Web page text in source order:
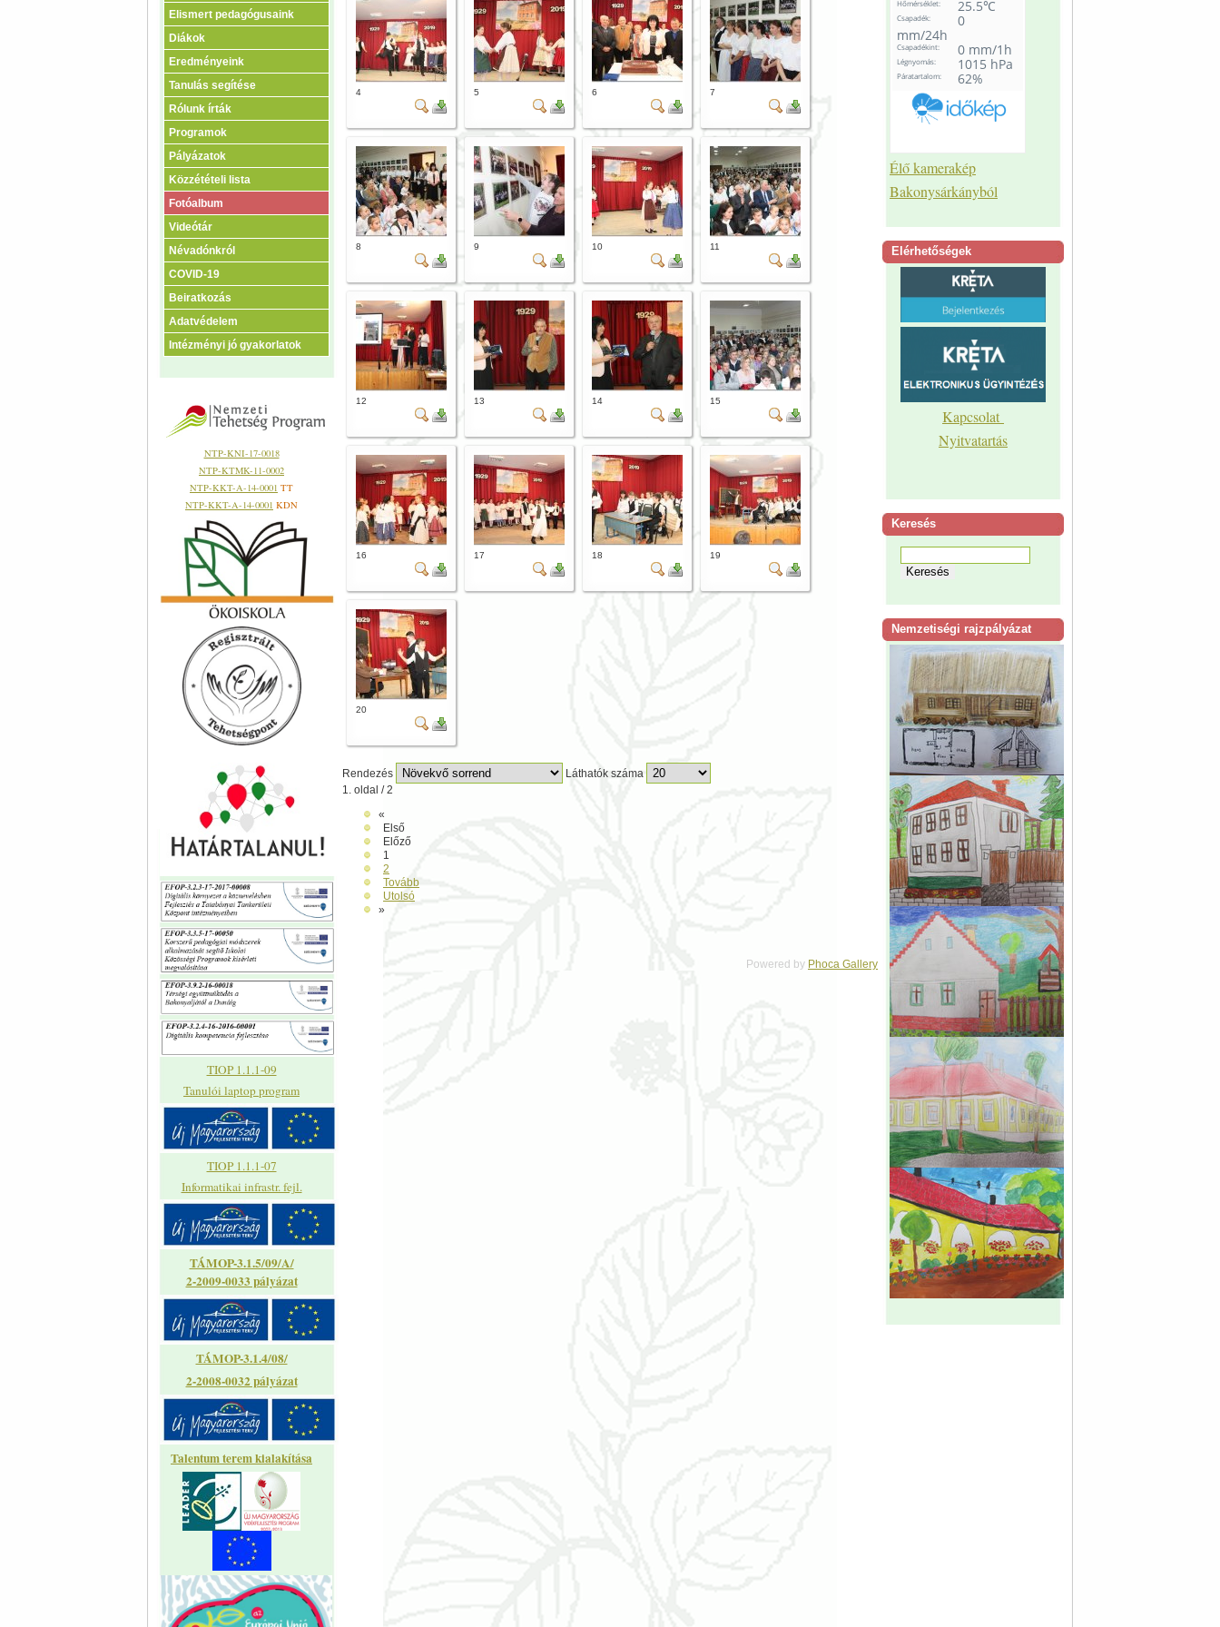
Elismert pedagógusaink
Diákok
Eredményeink
Tanulás segítése
Rólunk írták
Programok
Pályázatok
Közzétételi lista
Fotóalbum
Videótár
Névadónkról
COVID-19
Beiratkozás
Adatvédelem
Intézményi jó gyakorlatok
NTP-KNI-17-0018
NTP-KTMK-11-0002
NTP-KKT-A-14-0001 TT
NTP-KKT-A-14-0001 KDN
TIOP 1.1.1-09
Tanulói laptop program
TIOP 1.1.1-07
Informatikai infrastr. fejl.
TÁMOP-3.1.5/09/A/
2-2009-0033 pályázat
TÁMOP-3.1.4/08/
2-2008-0032 pályázat
Talentum terem kialakítása
4 5 6 7
8 9 10 11
12 13 14 15
16 17 18 19
20
Rendezés
Láthatók száma
1. oldal / 2
«
Első
Előző
1
2
Tovább
Utolsó
»
Powered by Phoca Gallery
Élő kamerakép
Bakonysárkányból
Elérhetőségek
Kapcsolat
Nyitvatartás
Keresés
Nemzetiségi rajzpályázat